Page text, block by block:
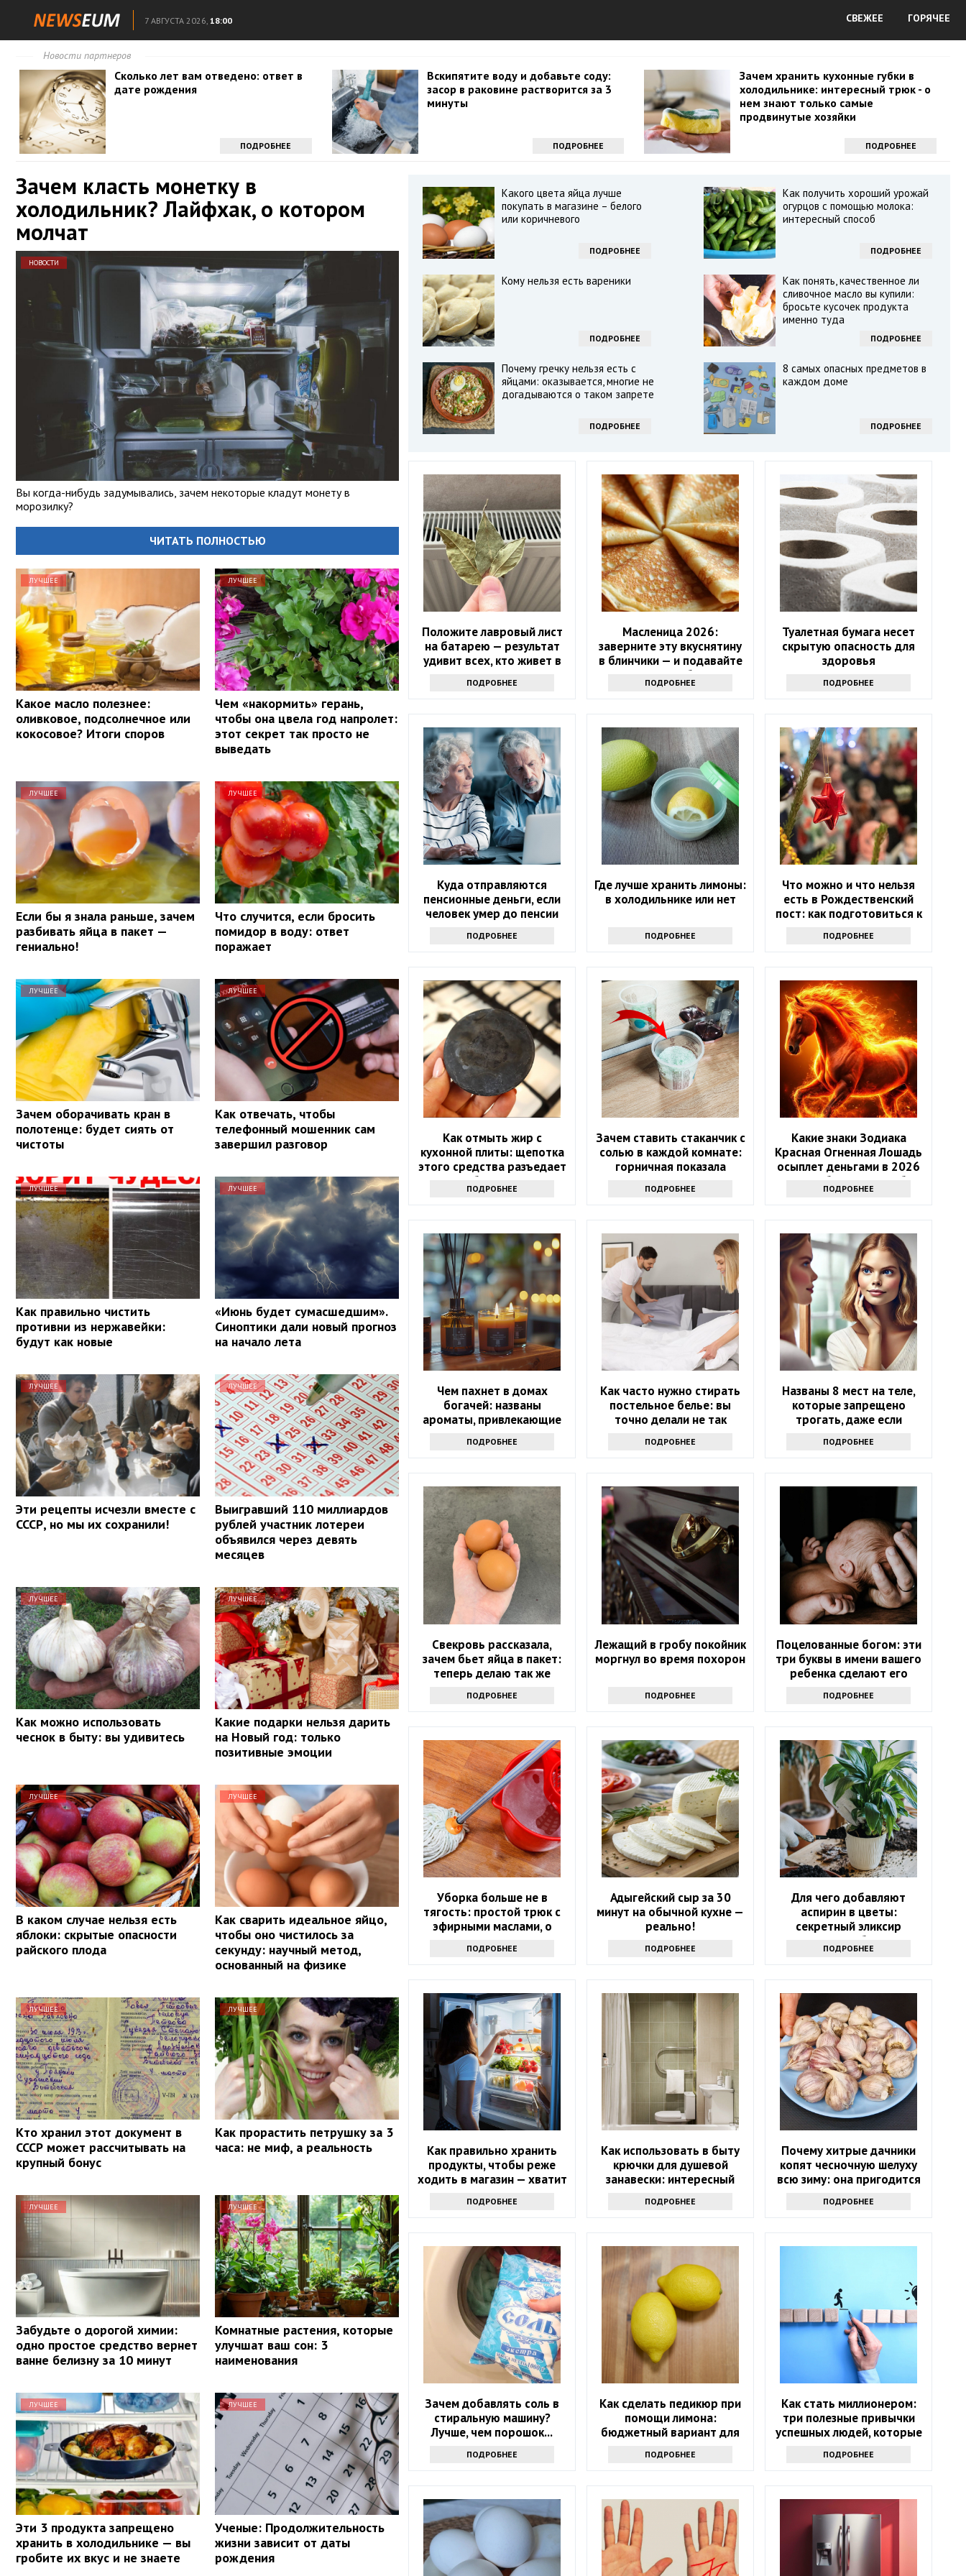
7 АВГУСТА 2026, 18:00 СВЕЖЕЕ ГОРЯЧЕЕ
Новости партнеров
Сколько лет вам отведено: ответ в
дате рождения
ПОДРОБНЕЕ
Вскипятите воду и добавьте соду:
засор в раковине растворится за 3
минуты
ПОДРОБНЕЕ
Зачем хранить кухонные губки в
холодильнике: интересный трюк - о
нем знают только самые
продвинутые хозяйки
ПОДРОБНЕЕ
Зачем класть монетку в
холодильник? Лайфхак, о котором
молчат
НОВОСТИ
Вы когда-нибудь задумывались, зачем некоторые кладут монету в
морозилку?
ЧИТАТЬ ПОЛНОСТЬЮ
ЛУЧШЕЕ
Какое масло полезнее:
оливковое, подсолнечное или
кокосовое? Итоги споров
ЛУЧШЕЕ
Чем «накормить» герань,
чтобы она цвела год напролет:
этот секрет так просто не
выведать
ЛУЧШЕЕ
Если бы я знала раньше, зачем
разбивать яйца в пакет —
гениально!
ЛУЧШЕЕ
Что случится, если бросить
помидор в воду: ответ
поражает
ЛУЧШЕЕ
Зачем оборачивать кран в
полотенце: будет сиять от
чистоты
ЛУЧШЕЕ
Как отвечать, чтобы
телефонный мошенник сам
завершил разговор
ЛУЧШЕЕ
Как правильно чистить
противни из нержавейки:
будут как новые
ЛУЧШЕЕ
«Июнь будет сумасшедшим».
Синоптики дали новый прогноз
на начало лета
ЛУЧШЕЕ
Эти рецепты исчезли вместе с
СССР, но мы их сохранили!
ЛУЧШЕЕ
Выигравший 110 миллиардов
рублей участник лотереи
объявился через девять
месяцев
ЛУЧШЕЕ
Как можно использовать
чеснок в быту: вы удивитесь
ЛУЧШЕЕ
Какие подарки нельзя дарить
на Новый год: только
позитивные эмоции
ЛУЧШЕЕ
В каком случае нельзя есть
яблоки: скрытые опасности
райского плода
ЛУЧШЕЕ
Как сварить идеальное яйцо,
чтобы оно чистилось за
секунду: научный метод,
основанный на физике
ЛУЧШЕЕ
Кто хранил этот документ в
СССР может рассчитывать на
крупный бонус
ЛУЧШЕЕ
Как прорастить петрушку за 3
часа: не миф, а реальность
ЛУЧШЕЕ
Забудьте о дорогой химии:
одно простое средство вернет
ванне белизну за 10 минут
ЛУЧШЕЕ
Комнатные растения, которые
улучшат ваш сон: 3
наименования
ЛУЧШЕЕ
Эти 3 продукта запрещено
хранить в холодильнике — вы
гробите их вкус и не знаете
ЛУЧШЕЕ
Ученые: Продолжительность
жизни зависит от даты
рождения
Какого цвета яйца лучше
покупать в магазине – белого
или коричневого
ПОДРОБНЕЕ
Как получить хороший урожай
огурцов с помощью молока:
интересный способ
ПОДРОБНЕЕ
Кому нельзя есть вареники
ПОДРОБНЕЕ
Как понять, качественное ли
сливочное масло вы купили:
бросьте кусочек продукта
именно туда
ПОДРОБНЕЕ
Почему гречку нельзя есть с
яйцами: оказывается, многие не
догадываются о таком запрете
ПОДРОБНЕЕ
8 самых опасных предметов в
каждом доме
ПОДРОБНЕЕ
Положите лавровый лист
на батарею — результат
удивит всех, кто живет в
ПОДРОБНЕЕ
Масленица 2026:
заверните эту вкуснятину
в блинчики — и подавайте
как главное блюдо
ПОДРОБНЕЕ
Туалетная бумага несет
скрытую опасность для
здоровья
ПОДРОБНЕЕ
Куда отправляются
пенсионные деньги, если
человек умер до пенсии
ПОДРОБНЕЕ
Где лучше хранить лимоны:
в холодильнике или нет
ПОДРОБНЕЕ
Что можно и что нельзя
есть в Рождественский
пост: как подготовиться к
ПОДРОБНЕЕ
Как отмыть жир с
кухонной плиты: щепотка
этого средства разъедает
любую грязь
ПОДРОБНЕЕ
Зачем ставить стаканчик с
солью в каждой комнате:
горничная показала
ПОДРОБНЕЕ
Какие знаки Зодиака
Красная Огненная Лошадь
осыплет деньгами в 2026
году: 4 баловня Судьбы
ПОДРОБНЕЕ
Чем пахнет в домах
богачей: названы
ароматы, привлекающие
ПОДРОБНЕЕ
Как часто нужно стирать
постельное белье: вы
точно делали не так
ПОДРОБНЕЕ
Названы 8 мест на теле,
которые запрещено
трогать, даже если
ПОДРОБНЕЕ
Свекровь рассказала,
зачем бьет яйца в пакет:
теперь делаю так же
ПОДРОБНЕЕ
Лежащий в гробу покойник
моргнул во время похорон
ПОДРОБНЕЕ
Поцелованные богом: эти
три буквы в имени вашего
ребенка сделают его
ПОДРОБНЕЕ
Уборка больше не в
тягость: простой трюк с
эфирными маслами, о
ПОДРОБНЕЕ
Адыгейский сыр за 30
минут на обычной кухне —
реально!
ПОДРОБНЕЕ
Для чего добавляют
аспирин в цветы:
секретный эликсир
долголетия букетов
ПОДРОБНЕЕ
Как правильно хранить
продукты, чтобы реже
ходить в магазин — хватит
ПОДРОБНЕЕ
Как использовать в быту
крючки для душевой
занавески: интересный
захочется его повторить
ПОДРОБНЕЕ
Почему хитрые дачники
копят чесночную шелуху
всю зиму: она пригодится
весной
ПОДРОБНЕЕ
Зачем добавлять соль в
стиральную машину?
Лучше, чем порошок...
ПОДРОБНЕЕ
Как сделать педикюр при
помощи лимона:
бюджетный вариант для
ПОДРОБНЕЕ
Как стать миллионером:
три полезные привычки
успешных людей, которые
ПОДРОБНЕЕ